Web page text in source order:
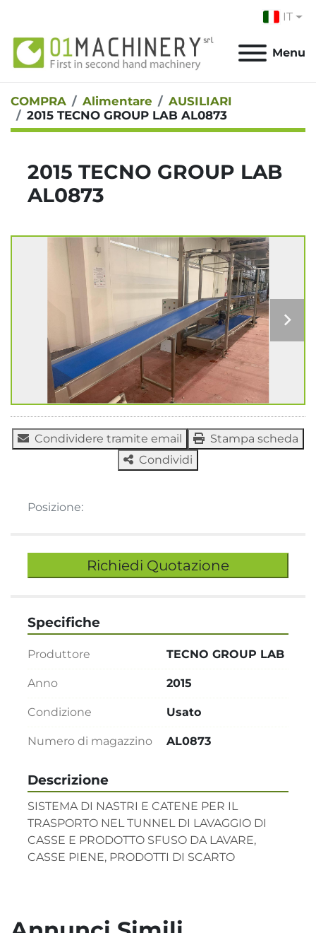
IT
Menu
COMPRA Alimentare
AUSILIARI
2015 TECNO GROUP LAB AL0873
2015 TECNO GROUP LAB
AL0873
Condividere tramite email
Stampa scheda
Condividi
Posizione:
Richiedi Quotazione
Descrizione
SISTEMA DI NASTRI E CATENE PER IL
TRASPORTO NEL TUNNEL DI LAVAGGIO DI
CASSE E PRODOTTO SFUSO DA LAVARE,
CASSE PIENE, PRODOTTI DI SCARTO
Specifiche
Produttore TECNO GROUP LAB
Anno 2015
Condizione Usato
Numero di magazzino AL0873